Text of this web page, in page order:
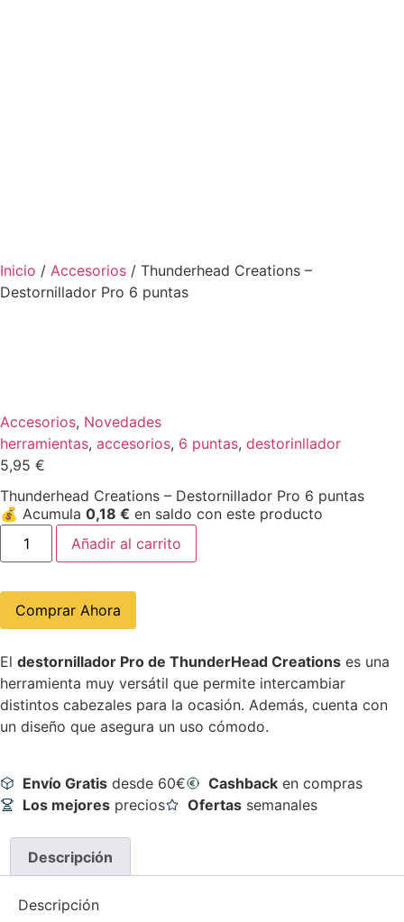
Inicio / Accesorios / Thunderhead Creations –
Destornillador Pro 6 puntas
Accesorios, Novedades
herramientas, accesorios, 6 puntas, destorinllador
5,95 €
Thunderhead Creations – Destornillador Pro 6 puntas
💰 Acumula 0,18 € en saldo con este producto
Añadir al carrito
Comprar Ahora
El destornillador Pro de ThunderHead Creations es una
herramienta muy versátil que permite intercambiar
distintos cabezales para la ocasión. Además, cuenta con
un diseño que asegura un uso cómodo.
Envío Gratis desde 60€ Cashback en compras
Los mejores precios Ofertas semanales
Descripción
Descripción